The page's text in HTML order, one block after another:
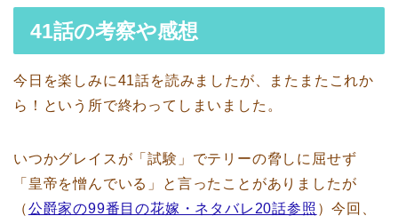
41話の考察や感想
今日を楽しみに41話を読みましたが、またまたこれか
ら！という所で終わってしまいました。
いつかグレイスが「試験」でテリーの脅しに屈せず
「皇帝を憎んでいる」と言ったことがありましたが
（公爵家の99番目の花嫁・ネタバレ20話参照 ）今回、